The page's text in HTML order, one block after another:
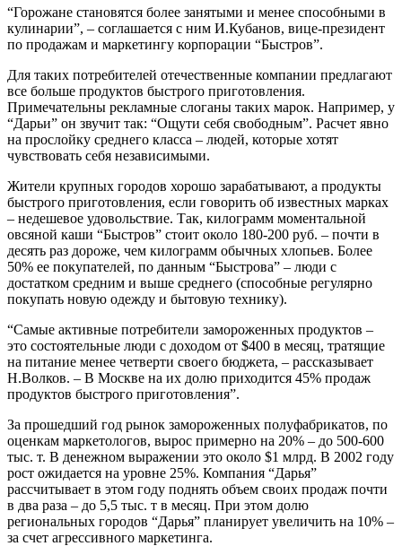
“Горожане становятся более занятыми и менее способными в
кулинарии”, – соглашается с ним И.Кубанов, вице-президент
по продажам и маркетингу корпорации “Быстров”.
Для таких потребителей отечественные компании предлагают
все больше продуктов быстрого приготовления.
Примечательны рекламные слоганы таких марок. Например, у
“Дарьи” он звучит так: “Ощути себя свободным”. Расчет явно
на прослойку среднего класса – людей, которые хотят
чувствовать себя независимыми.
Жители крупных городов хорошо зарабатывают, а продукты
быстрого приготовления, если говорить об известных марках
– недешевое удовольствие. Так, килограмм моментальной
овсяной каши “Быстров” стоит около 180-200 руб. – почти в
десять раз дороже, чем килограмм обычных хлопьев. Более
50% ее покупателей, по данным “Быстрова” – люди с
достатком средним и выше среднего (способные регулярно
покупать новую одежду и бытовую технику).
“Самые активные потребители замороженных продуктов –
это состоятельные люди с доходом от $400 в месяц, тратящие
на питание менее четверти своего бюджета, – рассказывает
Н.Волков. – В Москве на их долю приходится 45% продаж
продуктов быстрого приготовления”.
За прошедший год рынок замороженных полуфабрикатов, по
оценкам маркетологов, вырос примерно на 20% – до 500-600
тыс. т. В денежном выражении это около $1 млрд. В 2002 году
рост ожидается на уровне 25%. Компания “Дарья”
рассчитывает в этом году поднять объем своих продаж почти
в два раза – до 5,5 тыс. т в месяц. При этом долю
региональных городов “Дарья” планирует увеличить на 10% –
за счет агрессивного маркетинга.